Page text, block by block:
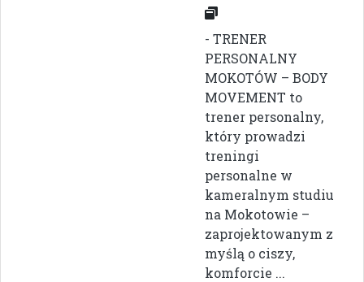
- TRENER
PERSONALNY
MOKOTÓW – BODY
MOVEMENT to
trener personalny,
który prowadzi
treningi
personalne w
kameralnym studiu
na Mokotowie –
zaprojektowanym z
myślą o ciszy,
komforcie ...